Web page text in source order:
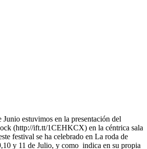
Junio estuvimos en la presentación del
(http://ift.tt/1CEHKCX) en la céntrica sala
festival se ha celebrado en La roda de
y 11 de Julio, y como indica en su propia